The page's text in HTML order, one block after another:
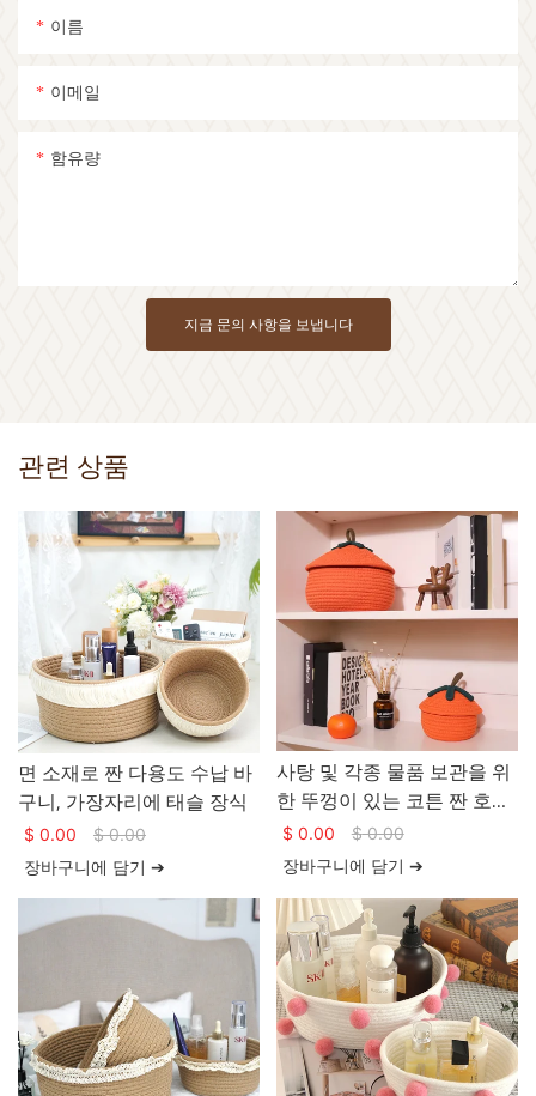
이름
이메일
함유량
지금 문의 사항을 보냅니다
관련 상품
면 소재로 짠 다용도 수납 바
구니, 가장자리에 태슬 장식
$ 0.00 $0.00
장바구니에 담기 ➔
사탕 및 각종 물품 보관을 위
한 뚜껑이 있는 코튼 짠 호박
바구니
$ 0.00 $0.00
장바구니에 담기 ➔